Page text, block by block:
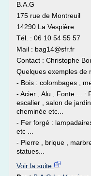
B.A.G
175 rue de Montreuil
14290 La Vespière
Tél. : 06 10 54 55 57
Mail : bag14@sfr.fr
Contact : Christophe
Quelques exemples de
- Bois : colombages ,
- Acier , Alu , Fonte ... :
escalier , salon de
cheminée etc...
- Fer forgé :
etc ...
- Pierre , brique ,
statues...
Voir la suite